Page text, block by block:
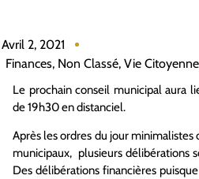
Avril 2, 2021
Finances, Non Classé, Vie
Le prochain conseil municipal aura
de 19h30 en distanciel.
Après les ordres du jour minimalistes
municipaux, plusieurs délibérations
Des délibérations financières